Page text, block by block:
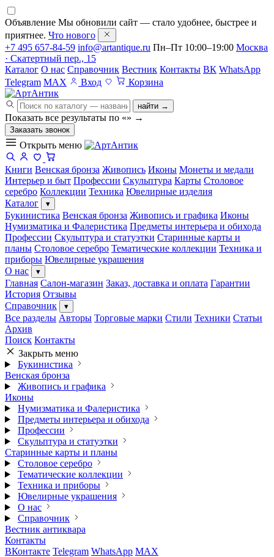
Объявление Мы обновили сайт — стало удобнее, быстрее и
приятнее. Что нового
+7 495 657-84-59 info@artantique.ru Пн–Пт 10:00–19:00 Москва
· Скатертный пер., 15
Каталог О нас Справочник Вестник Контакты ВК WhatsApp
Telegram MAX Вход Корзина
найти →
Показать все результаты по «» →
Заказать звонок
Открыть меню
Книги Венская бронза Живопись Иконы Монеты и медали
Интерьер и быт Профессии Скульптура Карты Столовое
серебро Коллекции Техника Ювелирные изделия
Каталог
▾
Букинистика Венская бронза Живопись и графика Иконы
Нумизматика и Фалеристика Предметы интерьера и обихода
Профессии Скульптура и статуэтки Старинные карты и
планы Столовое серебро Тематические коллекции Техника и
приборы Ювелирные украшения
О нас
▾
Главная Салон-магазин Заказ, доставка и оплата Гарантии
История Отзывы
Справочник
▾
Все разделы Авторы Торговые марки Стили Техники Статьи
Архив
Поиск Контакты
Закрыть меню
Букинистика
Венская бронза
Живопись и графика
Иконы
Нумизматика и Фалеристика
Предметы интерьера и обихода
Профессии
Скульптура и статуэтки
Старинные карты и планы
Столовое серебро
Тематические коллекции
Техника и приборы
Ювелирные украшения
О нас
Справочник
Вестник антиквара
Контакты
ВКонтакте Telegram WhatsApp MAX